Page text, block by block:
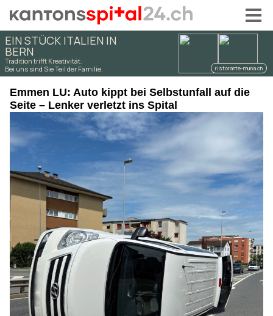
Emmen LU: Auto kippt bei Selbstunfall auf die
Seite – Lenker verletzt ins Spital